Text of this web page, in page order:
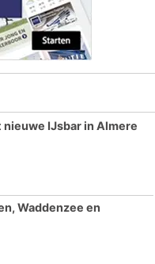
IJsbar in Almere
Waddenzee en